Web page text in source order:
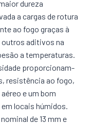
dureza
a cargas de rotura
ao fogo graças à
aditivos na
a temperaturas.
proporcionam-
resistência ao fogo,
e um bom
locais húmidos.
de 13 mm e